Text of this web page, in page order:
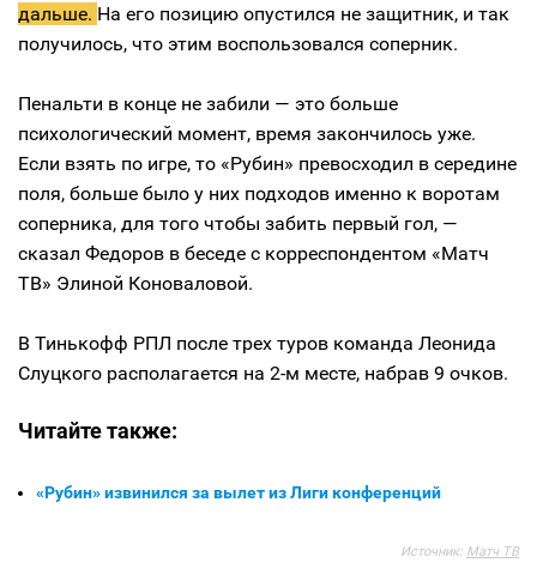
дальше. На его позицию опустился не защитник, и так
получилось, что этим воспользовался соперник.
Пенальти в конце не забили — это больше
психологический момент, время закончилось уже.
Если взять по игре, то «Рубин» превосходил в середине
поля, больше было у них подходов именно к воротам
соперника, для того чтобы забить первый гол, —
сказал Федоров в беседе с корреспондентом «Матч
ТВ» Элиной Коноваловой.
В Тинькофф РПЛ после трех туров команда Леонида
Слуцкого располагается на 2-м месте, набрав 9 очков.
Читайте также:
«Рубин» извинился за вылет из Лиги конференций
Источник: Матч ТВ